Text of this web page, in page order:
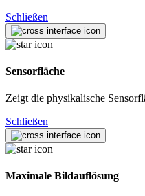
Schließen
Sensorfläche
Zeigt die physikalische
Schließen
Maximale Bildauflösung